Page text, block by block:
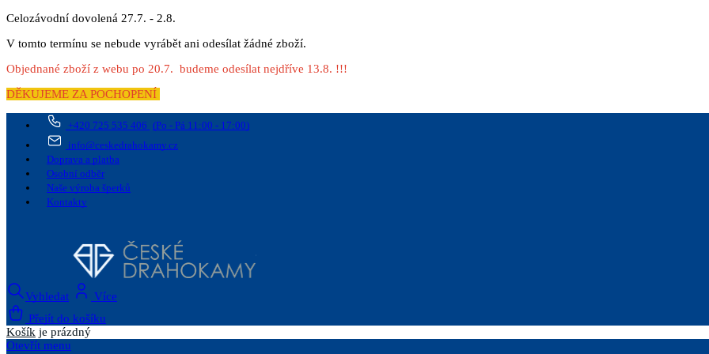
Celozávodní dovolená 27.7. - 2.8.
V tomto termínu se nebude vyrábět ani odesílat žádné zboží.
Objednané zboží z webu po 20.7. budeme odesílat nejdříve 13.8. !!!
DĚKUJEME ZA POCHOPENÍ
+420 725 535 406 (Po - Pá 11:00 - 17:00)
info@ceskedrahokamy.cz
Doprava a platba
Osobní odběr
Naše výroba šperků
Kontakty
Vyhledat
Více
Přejít do košíku
Košík je prázdný
Otevřít menu